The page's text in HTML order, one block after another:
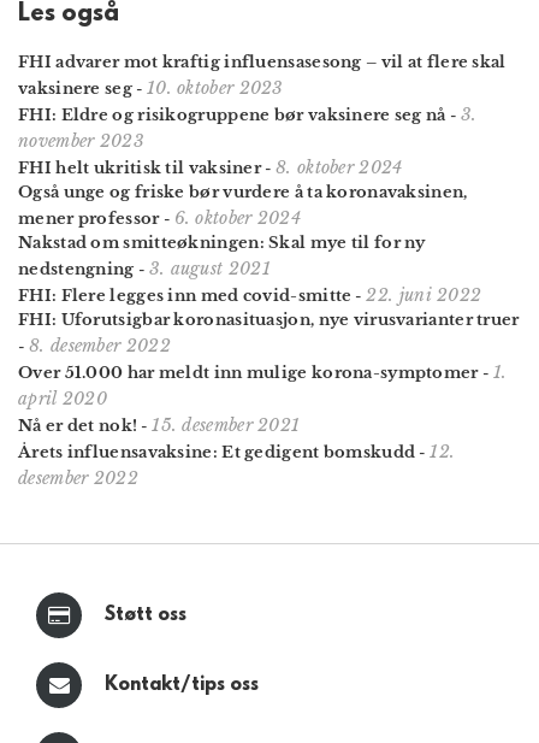
Les også
FHI advarer mot kraftig influensasesong – vil at flere skal
vaksinere seg- 10. oktober 2023
FHI: Eldre og risikogruppene bør vaksinere seg nå - 3.
november 2023
FHI helt ukritisk til vaksiner- 8. oktober 2024
Også unge og friske bør vurdere å ta koronavaksinen,
mener professor- 6. oktober 2024
Nakstad om smitteøkningen: Skal mye til for ny
nedstengning - 3. august 2021
FHI: Flere legges inn med covid-smitte -22. juni 2022
FHI: Uforutsigbar koronasituasjon, nye virusvarianter truer
- 8. desember 2022
Over 51.000 har meldt inn mulige korona-symptomer- 1.
april 2020
Nå er det nok! -15. desember 2021
Årets influensa­vaksine: Et gedigent bomskudd -12.
desember 2022
Støtt oss
Kontakt/tips oss